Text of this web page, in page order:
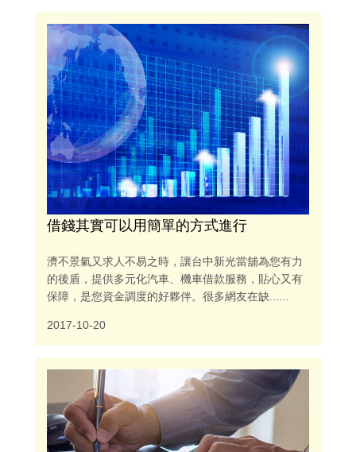
借錢其實可以用簡單的方式進行
濟不景氣又求人不易之時，讓台中新光當舖為您有力
的後盾，提供多元化汽車、機車借款服務，貼心又有
保障，是您資金調度的好夥伴。很多網友在缺......
2017-10-20